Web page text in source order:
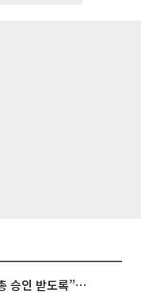
김정관 장관 “반도체 성과급, 주총 승인 받도록”…상법·자본시장법 개정 시사